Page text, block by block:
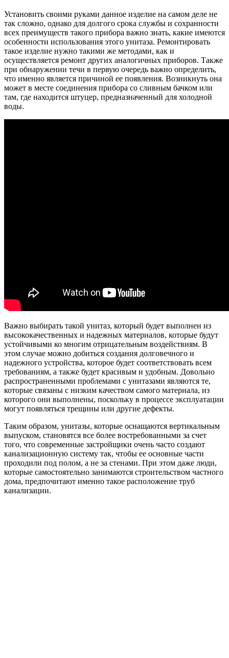
Установить своими руками данное изделие на самом деле не
так сложно, однако для долгого срока службы и сохранности
всех преимуществ такого прибора важно знать, какие имеются
особенности использования этого унитаза. Ремонтировать
такое изделие нужно такими же методами, как и
осуществляется ремонт других аналогичных приборов. Также
при обнаружении течи в первую очередь важно определить,
что именно является причиной ее появления. Возникнуть она
может в месте соединения прибора со сливным бачком или
там, где находится штуцер, предназначенный для холодной
воды.
Важно выбирать такой унитаз, который будет выполнен из
высококачественных и надежных материалов, которые будут
устойчивыми ко многим отрицательным воздействиям. В
этом случае можно добиться создания долговечного и
надежного устройства, которое будет соответствовать всем
требованиям, а также будет красивым и удобным. Довольно
распространенными проблемами с унитазами являются те,
которые связаны с низким качеством самого материала, из
которого они выполнены, поскольку в процессе эксплуатации
могут появляться трещины или другие дефекты.
Таким образом, унитазы, которые оснащаются вертикальным
выпуском, становятся все более востребованными за счет
того, что современные застройщики очень часто создают
канализационную систему так, чтобы ее основные части
проходили под полом, а не за стенами. При этом даже люди,
которые самостоятельно занимаются строительством частного
дома, предпочитают именно такое расположение труб
канализации.